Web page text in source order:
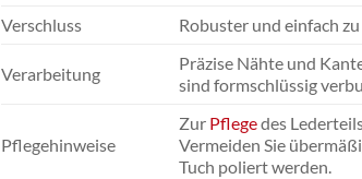
Verschluss
Robuster und einfach
Verarbeitung
Präzise Nähte und
sind formschlüssig
Pflegehinweise
Zur Pflegedes
Vermeiden Sie
Tuch poliert werden.